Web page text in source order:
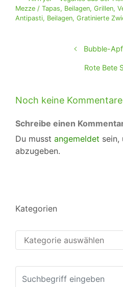
Mezze / Tapas, Beilagen, Grillen,
Antipasti, Beilagen, Gratinierte
Bubble-
Rote Bete
Noch keine Kommentare
Schreibe einen
Du musst angemeldet sein,
abzugeben.
Kategorien
Kategorien